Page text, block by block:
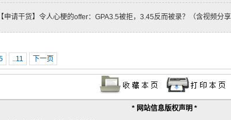
【申请干货】令人心梗的offer：GPA3.5被拒，3.45反而被录？（含视频分享
..11 下一页
* 网站信息版权声明 *